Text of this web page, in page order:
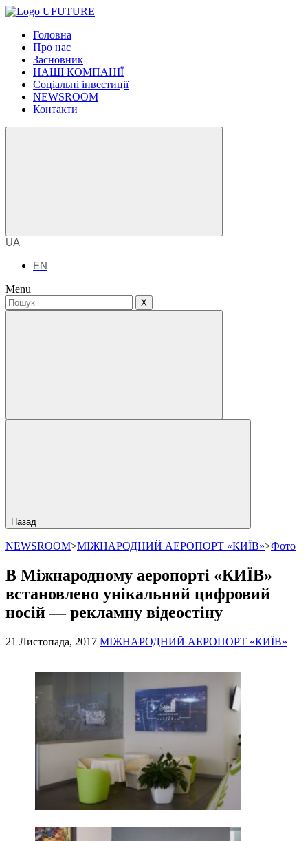
Головна
Про нас
Засновник
НАШІ КОМПАНІЇ
Соціальні інвестиції
NEWSROOM
Контакти
UA
EN
Menu
X
Назад
NEWSROOM>МІЖНАРОДНИЙ АЕРОПОРТ «КИЇВ»>Фото
В Міжнародному аеропорті «КИЇВ»
встановлено унікальний цифровий
носій — рекламну відеостіну
21 Листопада, 2017 МІЖНАРОДНИЙ АЕРОПОРТ «КИЇВ»